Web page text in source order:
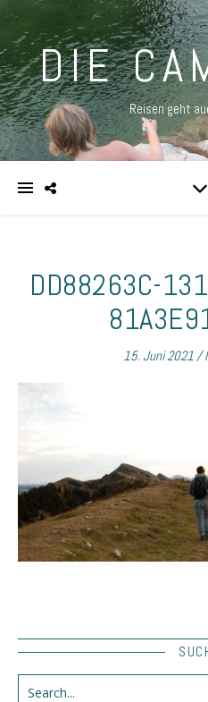
DIE
Reisen geht
DD88263C-
15. Juni 2021/